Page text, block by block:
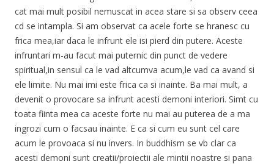
cat mai mult posibil nemuscat in acea stare si sa observ ceea
cd se intampla. Si am observat ca acele forte se hranesc cu
frica mea,iar daca le infrunt ele isi pierd din putere. Aceste
infruntari m-au facut mai puternic din punct de vedere
spiritual,in sensul ca le vad altcumva acum,le vad ca avand si
ele limite. Nu mai imi este frica ca si inainte. Ba mai mult, a
devenit o provocare sa infrunt acesti demoni interiori. Simt cu
toata fiinta mea ca aceste forte nu mai au puterea de a ma
ingrozi cum o facsau inainte. E ca si cum eu sunt cel care
acum le provoaca si nu invers. In buddhism se vb clar ca
acesti demoni sunt creatii/proiectii ale mintii noastre si pana